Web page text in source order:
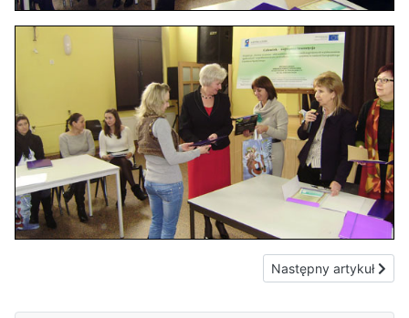
Następny artykuł:
Następny artykuł